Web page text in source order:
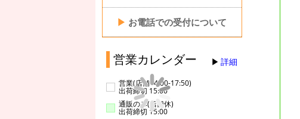
▶ お電話での受付について
営業カレンダー 詳細
営業(店舗14:00-17:50)
出荷締切 15:00
通販のみ(店舗休)
出荷締切 15:00